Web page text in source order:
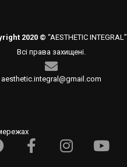
2020 © “AESTHETIC INTEGRAL”
Всі права захищені.
aesthetic.integral@gmail.com